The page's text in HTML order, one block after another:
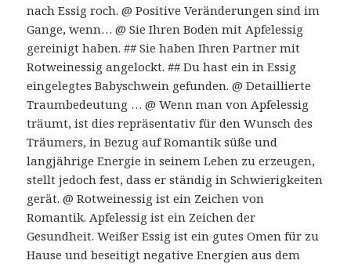
nach Essig roch. @ Positive Veränderungen sind im
Gange, wenn… @ Sie Ihren Boden mit Apfelessig
gereinigt haben. ## Sie haben Ihren Partner mit
Rotweinessig angelockt. ## Du hast ein in Essig
eingelegtes Babyschwein gefunden. @ Detaillierte
Traumbedeutung … @ Wenn man von Apfelessig
träumt, ist dies repräsentativ für den Wunsch des
Träumers, in Bezug auf Romantik süße und
langjährige Energie in seinem Leben zu erzeugen,
stellt jedoch fest, dass er ständig in Schwierigkeiten
gerät. @ Rotweinessig ist ein Zeichen von
Romantik. Apfelessig ist ein Zeichen der
Gesundheit. Weißer Essig ist ein gutes Omen für zu
Hause und beseitigt negative Energien aus dem